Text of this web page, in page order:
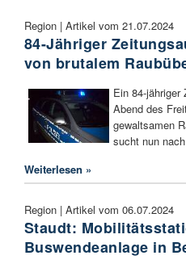
Region | Artikel vom 21.07.2024
84-Jähriger
von brutalem
Ein 84-jähriger
Abend des
gewaltsamen
sucht nun
Weiterlesen »
Region | Artikel vom 06.07.2024
Staudt:
Buswendeanlage in